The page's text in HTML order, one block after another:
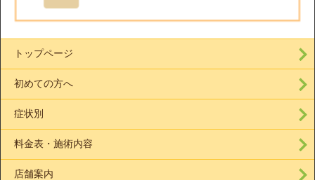
トップページ
初めての方へ
症状別
料金表・施術内容
店舗案内